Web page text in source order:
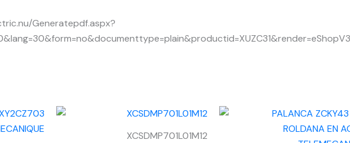
Generatepdf.aspx?
XCSDMP701L01M12